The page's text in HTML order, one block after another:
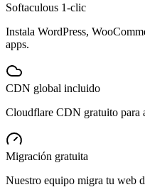
Softaculous 1-clic
Instala WordPress,
apps.
CDN global incluido
Cloudflare CDN gratuito para
Migración gratuita
Nuestro equipo migra tu web